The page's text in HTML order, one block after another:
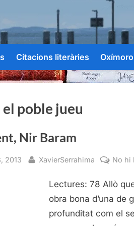
Citacions literàries
el poble jueu
Nir Baram
2013 By
XavierSerrahima No hi
Lectures: 78 Allò
obra bona d’una de
profunditat com el